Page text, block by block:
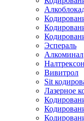
Эспераль
Алкоминал
Налтрексон
Вивитрол
Sit
Лазерное